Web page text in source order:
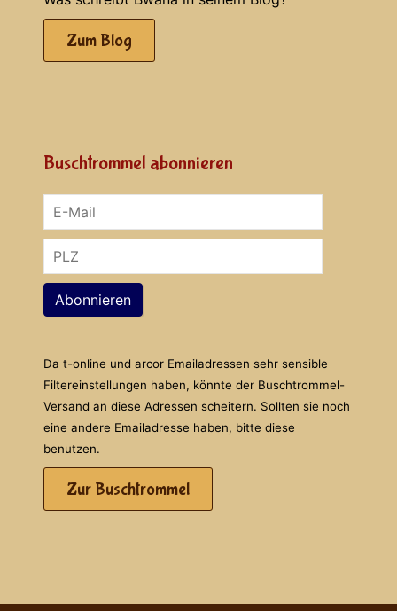
Zum Blog
Buschtrommel abonnieren
Abonnieren
Da t-online und arcor Emailadressen sehr sensible
Filtereinstellungen haben, könnte der Buschtrommel-
Versand an diese Adressen scheitern. Sollten sie noch
eine andere Emailadresse haben, bitte diese
benutzen.
Zur Buschtrommel